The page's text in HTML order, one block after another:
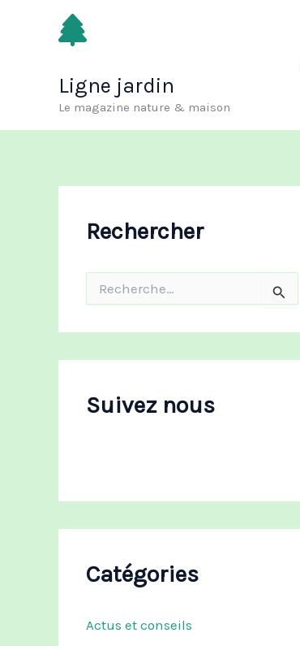
Ligne jardin
Le magazine nature & maison
Rechercher
r
eSuivez nous
Catégories
Actus et conseils